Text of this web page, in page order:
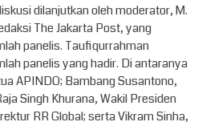
dilanjutkan oleh moderator, M.
The Jakarta Post, yang
panelis. Taufiqurrahman
panelis yang hadir. Di antaranya
APINDO; Bambang Susantono,
Singh Khurana, Wakil Presiden
RR Global; serta Vikram Sinha,